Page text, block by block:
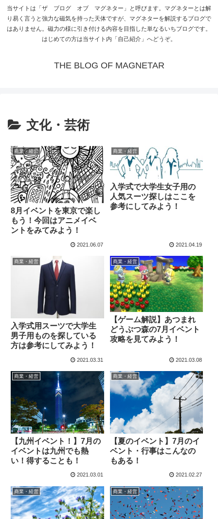
当サイトは「ザ ブログ オブ マグネター」と呼びます。マグネターとは解
り易く言うと強力な磁気を持った天体ですが、マグネターを解説するブログで
はありません。磁力の様に引き付ける内容を目指した単なるいちブログです。
はじめての方は当サイト内「自己紹介」へどうぞ。
THE BLOG OF MAGNETAR
文化・芸術
商業・経営
8月イベントを東京で楽し
もう！今回はアニメイベ
ントをみてみよう！
2021.06.07
商業・経営
入学式で大学生女子用の
人気スーツ探しはここを
参考にしてみよう！
2021.04.19
商業・経営
入学式用スーツで大学生
男子用ものを探している
方は参考にしてみよう！
2021.03.31
商業・経営
【ゲーム解説】あつまれ
どうぶつ森の7月イベント
攻略を見てみよう！
2021.03.08
商業・経営
【九州イベント！】7月の
イベントは九州でも熱
い！得することも！
2021.03.01
商業・経営
【夏のイベント】7月のイ
ベント・行事はこんなの
もある！
2021.02.27
商業・経営 商業・経営